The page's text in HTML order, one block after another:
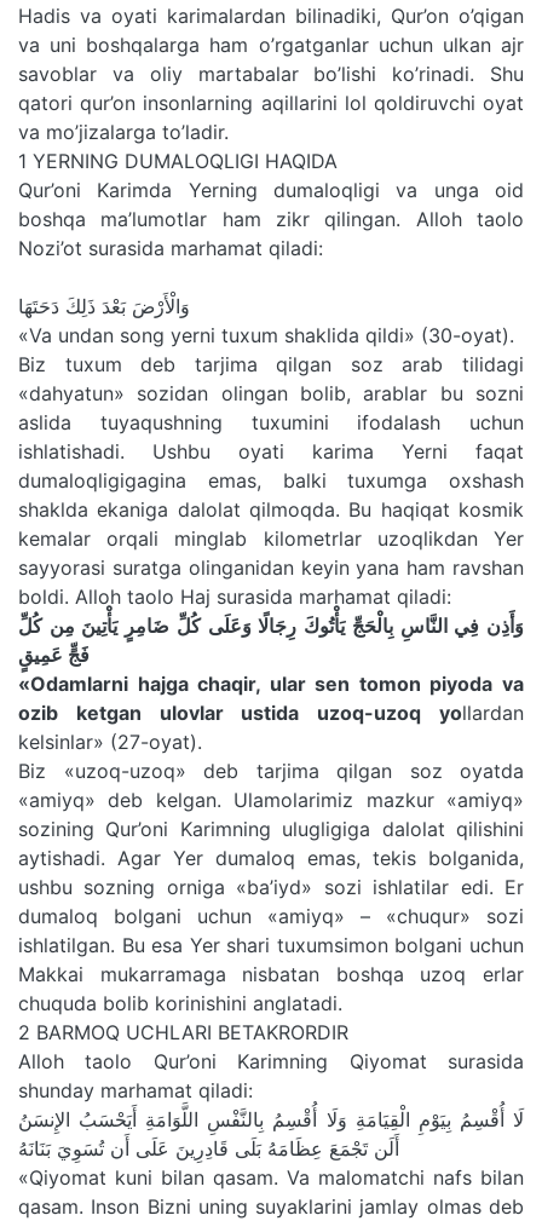
Hadis va oyati karimalardan bilinadiki, Qur’on o’qigan
va uni boshqalarga ham o’rgatganlar uchun ulkan ajr
savoblar va oliy martabalar bo’lishi ko’rinadi. Shu
qatori qur’on insonlarning aqillarini lol qoldiruvchi oyat
va mo’jizalarga to’ladir.
1 YERNING DUMALOQLIGI HAQIDA
Qur’oni Karimda Yerning dumaloqligi va unga oid
boshqa ma’lumotlar ham zikr qilingan. Alloh taolo
Nozi’ot surasida marhamat qiladi:
وَالْأَرْضَ بَعْدَ ذَلِكَ دَحَتَهَا
«Va undan song yerni tuxum shaklida qildi» (30-oyat).
Biz tuxum deb tarjima qilgan soz arab tilidagi
«dahyatun» sozidan olingan bolib, arablar bu sozni
aslida tuyaqushning tuxumini ifodalash uchun
ishlatishadi. Ushbu oyati karima Yerni faqat
dumaloqligigagina emas, balki tuxumga oxshash
shaklda ekaniga dalolat qilmoqda. Bu haqiqat kosmik
kemalar orqali minglab kilometrlar uzoqlikdan Yer
sayyorasi suratga olinganidan keyin yana ham ravshan
boldi. Alloh taolo Haj surasida marhamat qiladi:
وَأَذِن فِي النَّاسِ بِالْحَجِّ يَأْتُوكَ رِجَالًا وَعَلَى كُلِّ ضَامِرٍ يَأْتِينَ مِن كُلِّ
«Odamlarni hajga chaqir, ular sen tomon piyoda va
ozib ketgan ulovlar ustida uzoq-uzoq yollardan
kelsinlar» (27-oyat).
Biz «uzoq-uzoq» deb tarjima qilgan soz oyatda
«amiyq» deb kelgan. Ulamolarimiz mazkur «amiyq»
sozining Qur’oni Karimning ulugligiga dalolat qilishini
aytishadi. Agar Yer dumaloq emas, tekis bolganida,
ushbu sozning orniga «ba’iyd» sozi ishlatilar edi. Er
dumaloq bolgani uchun «amiyq» – «chuqur» sozi
ishlatilgan. Bu esa Yer shari tuxumsimon bolgani uchun
Makkai mukarramaga nisbatan boshqa uzoq erlar
chuquda bolib korinishini anglatadi.
2 BARMOQ UCHLARI BETAKRORDIR
Alloh taolo Qur’oni Karimning Qiyomat surasida
shunday marhamat qiladi:
لَا أُقْسِمُ بِيَوْمِ الْقِيَامَةِ وَلَا أُقْسِمُ بِالنَّفْسِ اللَّوَامَةِ أَيَحْسَبُ الإِنسَنُ
«Qiyomat kuni bilan qasam. Va malomatchi nafs bilan
qasam. Inson Bizni uning suyaklarini jamlay olmas deb